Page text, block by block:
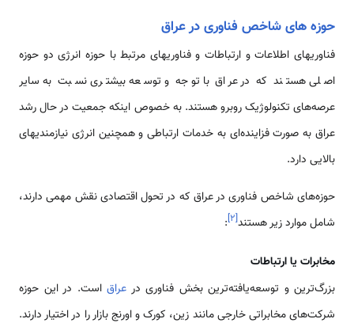
حوزه های شاخص فناوری در عراق
فناوریهای اطلاعات و ارتباطات و فناوریهای مرتبط با حوزه انرژی دو حوزه
اصلی هستند که در عراق با توجه و توسعه بیشتری نسبت به سایر
عرصه‌های تکنولوژیک روبرو هستند. به خصوص اینکه جمعیت در حال رشد
عراق به صورت فزاینده‌ای به خدمات ارتباطی و همچنین انرژی نیازمندیهای
بالایی دارد.
حوزه‌های شاخص فناوری در عراق که در تحول اقتصادی نقش مهمی دارند،
شامل موارد زیر هستند[۲]
:
مخابرات یا ارتباطات
بزرگ‌ترین و توسعه‌یافته‌ترین بخش فناوری در عراق است. در این حوزه
شرکت‌های مخابراتی خارجی مانند زین، کورک و اورنج بازار را در اختیار دارند.